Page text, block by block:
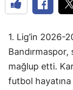
1. Lig’in 2026-
Bandırmaspor,
mağlup etti.
futbol